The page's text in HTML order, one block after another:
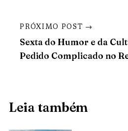
PRÓXIMO POST →
Sexta do Humor e da
Pedido Complicado no
Leia também